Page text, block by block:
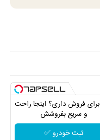
X22 برای فروش داری؟ اینجا راحت
و سریع بفروشش
ثبت خودرو ✅